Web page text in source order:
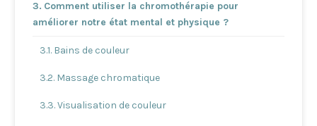
Comment utiliser la chromothérapie pour
améliorer notre état mental et physique ?
Bains de couleur
Massage chromatique
Visualisation de couleur